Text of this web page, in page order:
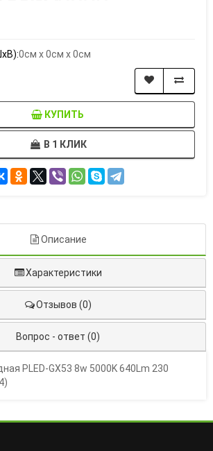
0см x 0см x 0см
КУПИТЬ
В 1 КЛИК
Описание
Характеристики
Отзывов (0)
Вопрос - ответ (0)
PLED-GX53 8w 5000K 640Lm 230